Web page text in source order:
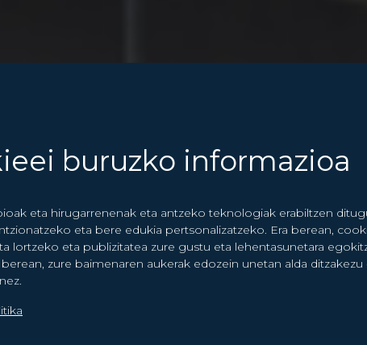
buruzko informazioa
eta hirugarrenenak eta antzeko teknologiak erabiltzen
eta bere edukia pertsonalizatzeko. Era berean,
lortzeko eta publizitatea zure gustu eta lehentasunetara
berean, zure baimenaren aukerak edozein unetan alda